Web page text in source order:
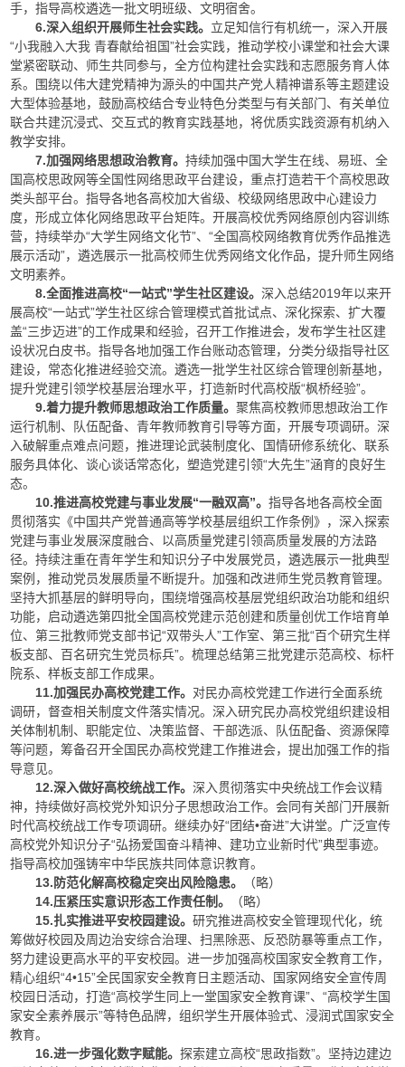
手，指导高校遴选一批文明班级、文明宿舍。
6.深入组织开展师生社会实践。 立足知信行有机统一，深入开展
“小我融入大我 青春献给祖国”社会实践，推动学校小课堂和社会大课
堂紧密联动、师生共同参与，全方位构建社会实践和志愿服务育人体
系。围绕以伟大建党精神为源头的中国共产党人精神谱系等主题建设
大型体验基地，鼓励高校结合专业特色分类型与有关部门、有关单位
联合共建沉浸式、交互式的教育实践基地，将优质实践资源有机纳入
教学安排。
7.加强网络思想政治教育。持续加强中国大学生在线、易班、全
国高校思政网等全国性网络思政平台建设，重点打造若干个高校思政
类头部平台。指导各地各高校加大省级、校级网络思政中心建设力
度，形成立体化网络思政平台矩阵。开展高校优秀网络原创内容训练
营，持续举办“大学生网络文化节”、“全国高校网络教育优秀作品推选
展示活动”，遴选展示一批高校师生优秀网络文化作品，提升师生网络
文明素养。
8.全面推进高校“一站式”学生社区建设。深入总结2019年以来开
展高校“一站式”学生社区综合管理模式首批试点、深化探索、扩大覆
盖“三步迈进”的工作成果和经验，召开工作推进会，发布学生社区建
设状况白皮书。指导各地加强工作台账动态管理，分类分级指导社区
建设，常态化推进经验交流。遴选一批学生社区综合管理创新基地，
提升党建引领学校基层治理水平，打造新时代高校版“枫桥经验”。
9.着力提升教师思想政治工作质量。聚焦高校教师思想政治工作
运行机制、队伍配备、青年教师教育引导等方面，开展专项调研。深
入破解重点难点问题，推进理论武装制度化、国情研修系统化、联系
服务具体化、谈心谈话常态化，塑造党建引领“大先生”涵育的良好生
态。
10.推进高校党建与事业发展“一融双高”。指导各地各高校全面
贯彻落实《中国共产党普通高等学校基层组织工作条例》，深入探索
党建与事业发展深度融合、以高质量党建引领高质量发展的方法路
径。持续注重在青年学生和知识分子中发展党员，遴选展示一批典型
案例，推动党员发展质量不断提升。加强和改进师生党员教育管理。
坚持大抓基层的鲜明导向，围绕增强高校基层党组织政治功能和组织
功能，启动遴选第四批全国高校党建示范创建和质量创优工作培育单
位、第三批教师党支部书记“双带头人”工作室、第三批“百个研究生样
板支部、百名研究生党员标兵”。梳理总结第三批党建示范高校、标杆
院系、样板支部工作成果。
11.加强民办高校党建工作。 对民办高校党建工作进行全面系统
调研，督查相关制度文件落实情况。深入研究民办高校党组织建设相
关体制机制、职能定位、决策监督、干部选派、队伍配备、资源保障
等问题，筹备召开全国民办高校党建工作推进会，提出加强工作的指
导意见。
12.深入做好高校统战工作。深入贯彻落实中央统战工作会议精
神，持续做好高校党外知识分子思想政治工作。会同有关部门开展新
时代高校统战工作专项调研。继续办好“团结•奋进”大讲堂。广泛宣传
高校党外知识分子“弘扬爱国奋斗精神、建功立业新时代”典型事迹。
指导高校加强铸牢中华民族共同体意识教育。
13.防范化解高校稳定突出风险隐患。
（略）
14.压紧压实意识形态工作责任制。
（略）
15.扎实推进平安校园建设。研究推进高校安全管理现代化，统
筹做好校园及周边治安综合治理、扫黑除恶、反恐防暴等重点工作，
努力建设更高水平的平安校园。进一步加强高校国家安全教育工作，
精心组织“4•15”全民国家安全教育日主题活动、国家网络安全宣传周
校园日活动，打造“高校学生同上一堂国家安全教育课”、“高校学生国
家安全素养展示”等特色品牌，组织学生开展体验式、浸润式国家安全
教育。
16.进一步强化数字赋能。探索建立高校“思政指数”。坚持边建边